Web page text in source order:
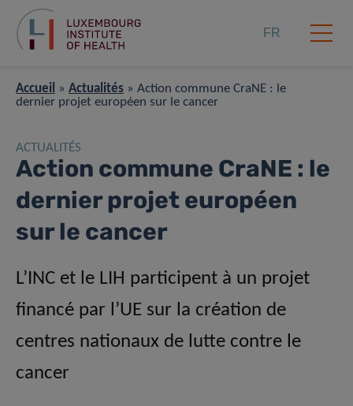
FR
Accueil » Actualités » Action commune CraNE : le
dernier projet européen sur le cancer
ACTUALITÉS
Action commune CraNE : le
dernier projet européen
sur le cancer
L’INC et le LIH participent à un projet
financé par l’UE sur la création de
centres nationaux de lutte contre le
cancer